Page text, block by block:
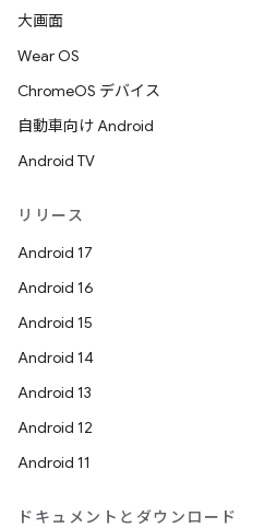
大画面
Wear OS
ChromeOS デバイス
自動車向け Android
Android TV
リリース
Android 17
Android 16
Android 15
Android 14
Android 13
Android 12
Android 11
ドキュメントとダウンロード